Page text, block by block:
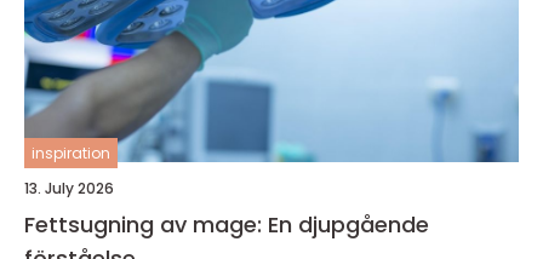
inspiration
13. July 2026
Fettsugning av mage: En djupgående